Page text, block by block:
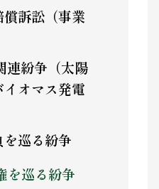
訴訟（事業
連紛争（太陽
オマス発電
巡る紛争
を巡る紛争